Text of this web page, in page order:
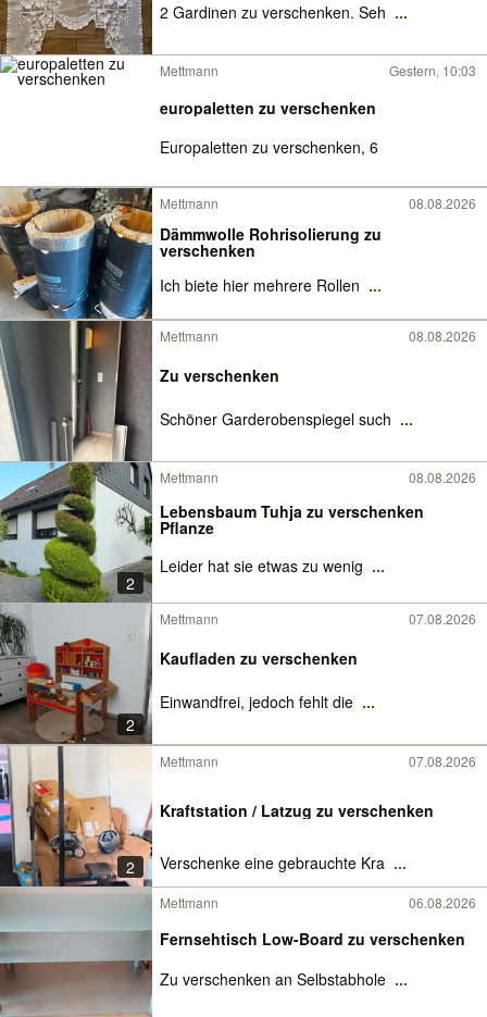
2 Gardinen zu verschenken. Seh ...
Mettmann Gestern, 10:03
europaletten zu verschenken
Europaletten zu verschenken, 6
Mettmann 08.08.2026
Dämmwolle Rohrisolierung zu
verschenken
Ich biete hier mehrere Rollen ...
Mettmann 08.08.2026
Zu verschenken
Schöner Garderobenspiegel such ...
2
Mettmann 08.08.2026
Lebensbaum Tuhja zu verschenken
Pflanze
Leider hat sie etwas zu wenig ...
2
Mettmann 07.08.2026
Kaufladen zu verschenken
Einwandfrei, jedoch fehlt die ...
2
Mettmann 07.08.2026
Kraftstation / Latzug zu verschenken
Verschenke eine gebrauchte Kra ...
Mettmann 06.08.2026
Fernsehtisch Low-Board zu verschenken
Zu verschenken an Selbstabhole ...